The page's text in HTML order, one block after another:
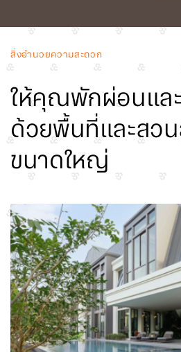
สิ่งอำนวยความสะดวก
ให้คุณพักผ่อนแล
ด้วยพื้นที่และสว
ขนาดใหญ่